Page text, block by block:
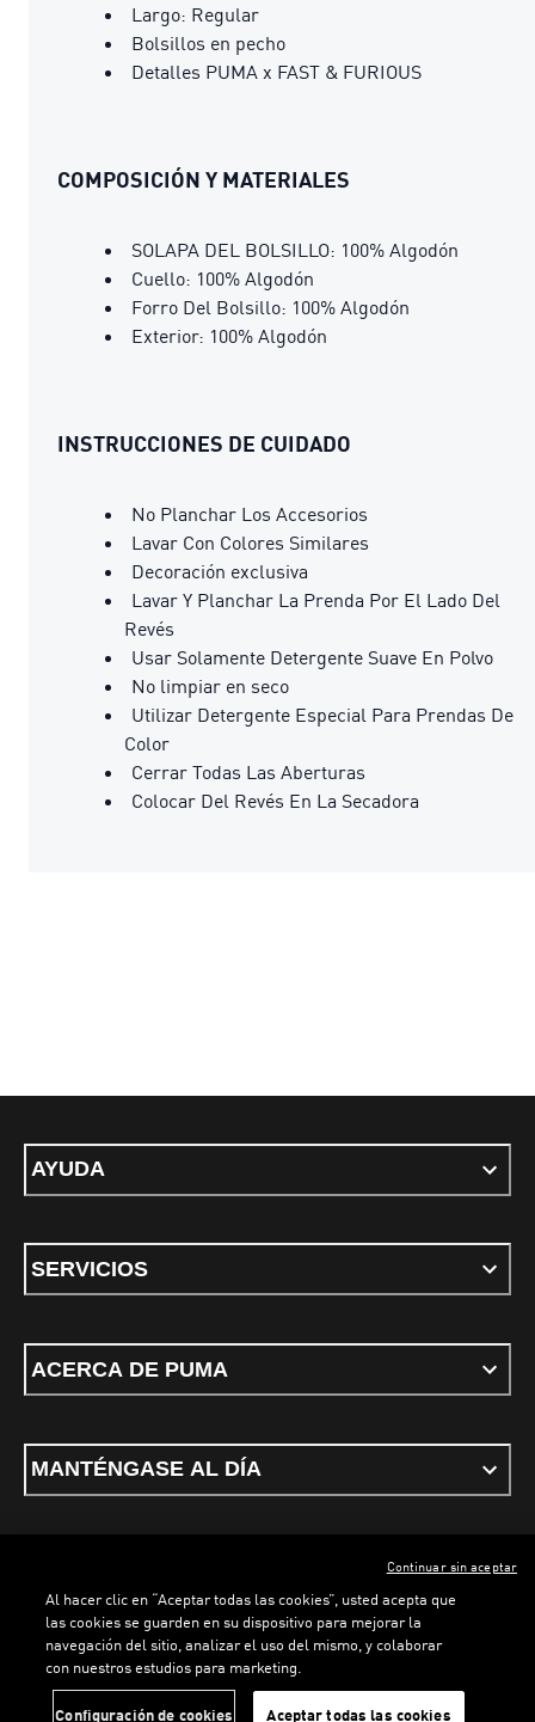
LOADING... LOADING...
Largo: Regular
Bolsillos en pecho
Detalles PUMA x FAST & FURIOUS
COMPOSICIÓN Y MATERIALES
SOLAPA DEL BOLSILLO: 100% Algodón
Cuello: 100% Algodón
Forro Del Bolsillo: 100% Algodón
Exterior: 100% Algodón
INSTRUCCIONES DE CUIDADO
No Planchar Los Accesorios
Lavar Con Colores Similares
Decoración exclusiva
Lavar Y Planchar La Prenda Por El Lado Del
Revés
Usar Solamente Detergente Suave En Polvo
No limpiar en seco
Utilizar Detergente Especial Para Prendas De
Color
Cerrar Todas Las Aberturas
Colocar Del Revés En La Secadora
AYUDA
SERVICIOS
ACERCA DE PUMA
MANTÉNGASE AL DÍA
Términos y condicionesPolítica de Privacidad
ESPAÑOL
Al hacer clic en “Aceptar todas las cookies”, usted acepta que
las cookies se guarden en su dispositivo para mejorar la
navegación del sitio, analizar el uso del mismo, y colaborar
con nuestros estudios para marketing.
Configuración de cookies Aceptar todas las cookies
Continuar sin aceptar